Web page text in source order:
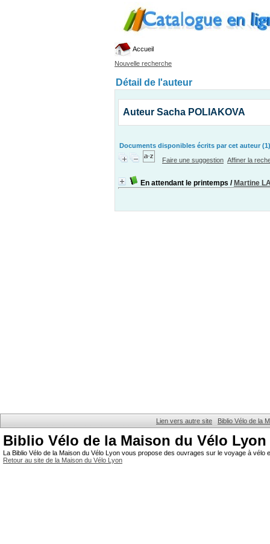
Accueil
Nouvelle recherche
Détail de l'auteur
Auteur Sacha POLIAKOVA
Documents disponibles écrits par cet auteur (1)
Faire une suggestion Affiner la
En attendant le printemps / Martine
Lien vers autre site Biblio Vélo de la
Biblio Vélo de la Maison du Vélo Lyon
La Biblio Vélo de la Maison du Vélo Lyon vous propose des ouvrages sur le voyage à
Retour au site de la Maison du Vélo Lyon